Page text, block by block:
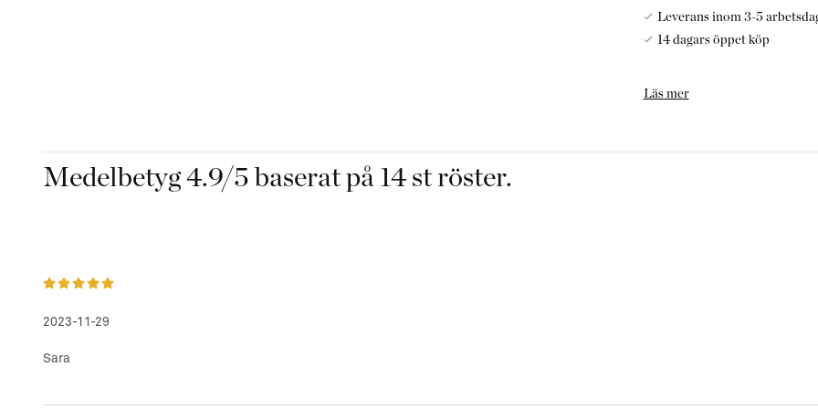
Leverans inom 3-5
14 dagars öppet köp
Dofta® katalytiska lampa
husdjurs odörer,
• Brännare Small
Läs mer
Medelbetyg4.9/5 baserat på 14 st röster.
2023-11-29
Sara